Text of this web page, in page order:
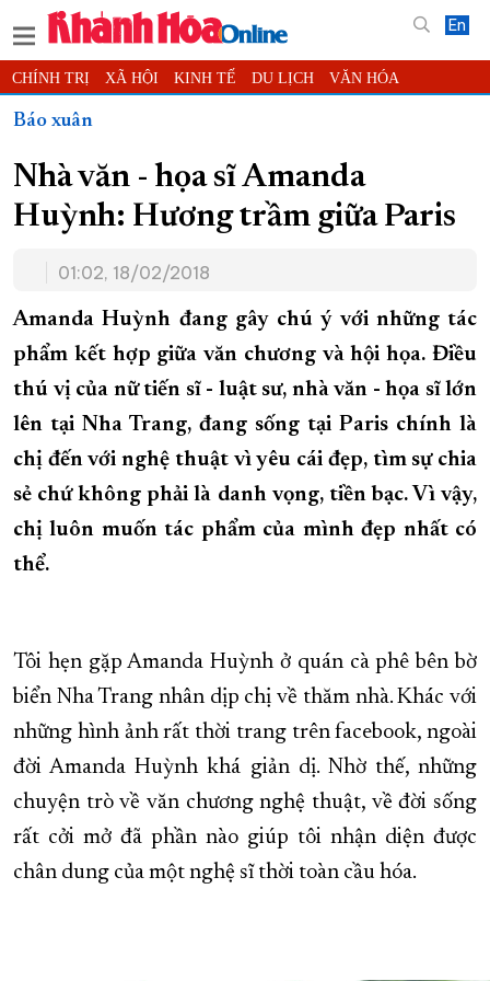
En
CHÍNH TRỊ XÃ HỘI KINH TẾ DU LỊCH VĂN HÓA
THỂ THAO
THẾ GIỚI MULTIMEDIA VIDEO ĐỌC BÁO ONLINE
PODCAST THÔNG TIN - QUẢNG CÁO
QUY HOẠCH TỈNH KHÁNH HÒA
CHUNG TAY CẢI CÁCH HÀNH CHÍNH
XÂY DỰNG NÔNG THÔN MỚI LỊCH CẮT ĐIỆN
TÀU - XE - MÁY BAY
KỶ NIỆM 370 NĂM XÂY DỰNG VÀ PHÁT TRIỂN TỈNH KHÁNH HÒA
KHOẢNH KHẮC ĐẸP XỨ TRẦM
XÂY DỰNG KHÁNH HÒA TRỞ THÀNH THÀNH PHỐ TRỰC THUỘC
ĐẠI HỘI ĐẢNG CÁC CẤP
Báo xuân
Nhà văn - họa sĩ Amanda
Huỳnh: Hương trầm giữa Paris
01:02, 18/02/2018
Amanda Huỳnh đang gây chú ý với những tác
phẩm kết hợp giữa văn chương và hội họa. Điều
thú vị của nữ tiến sĩ - luật sư, nhà văn - họa sĩ lớn
lên tại Nha Trang, đang sống tại Paris chính là
chị đến với nghệ thuật vì yêu cái đẹp, tìm sự chia
sẻ chứ không phải là danh vọng, tiền bạc. Vì vậy,
chị luôn muốn tác phẩm của mình đẹp nhất có
thể.
Tôi hẹn gặp Amanda Huỳnh ở quán cà phê bên bờ
biển Nha Trang nhân dịp chị về thăm nhà. Khác với
những hình ảnh rất thời trang trên facebook, ngoài
đời Amanda Huỳnh khá giản dị. Nhờ thế, những
chuyện trò về văn chương nghệ thuật, về đời sống
rất cởi mở đã phần nào giúp tôi nhận diện được
chân dung của một nghệ sĩ thời toàn cầu hóa.